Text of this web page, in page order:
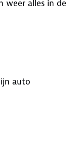
in de rug.
laten zien dat
airbagtests.
Onze
om
stoelhoezen in
weer alles in de
auto